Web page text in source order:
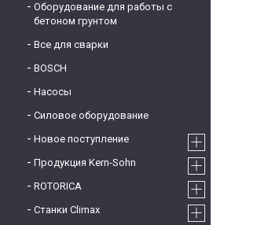
Оборудование для работы с
бетоном грунтом
Все для сварки
BOSCH
Насосы
Силовое оборудование
Новое поступление
Продукция Kern-Sohn
ROTORICA
Станки Climax